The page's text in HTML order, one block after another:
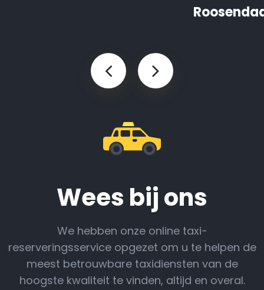
Wees bij ons
We hebben onze online taxi-
reserveringsservice opgezet om u te helpen de
meest betrouwbare taxidiensten van de
hoogste kwaliteit te vinden, altijd en overal.